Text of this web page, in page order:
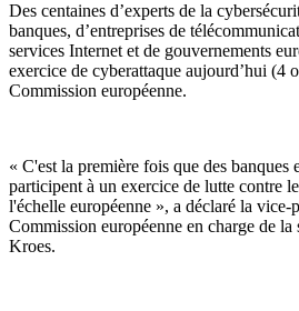
Des centaines d’experts de la
banques, d’entreprises de
services Internet et de gouvernements
exercice de cyberattaque aujourd’hui (4
Commission européenne.
« C'est la première fois que des banques
participent à un exercice de lutte contre
l'échelle européenne », a déclaré la vice-
Commission européenne en charge de
Kroes.